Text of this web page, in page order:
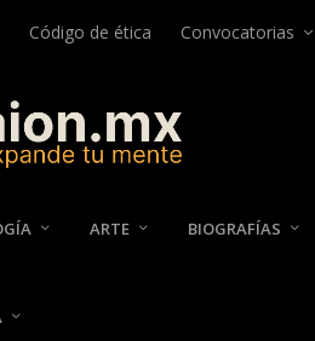
Código de ética Convocatorias
ARTE BIOGRAFÍAS